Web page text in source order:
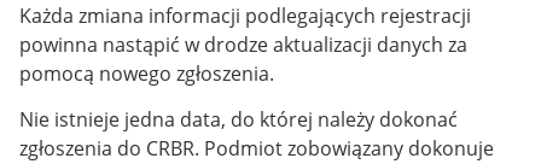
Każda zmiana informacji podlegających rejestracji
powinna nastąpić w drodze aktualizacji danych za
pomocą nowego zgłoszenia.
Nie istnieje jedna data, do której należy dokonać
zgłoszenia do CRBR. Podmiot zobowiązany dokonuje